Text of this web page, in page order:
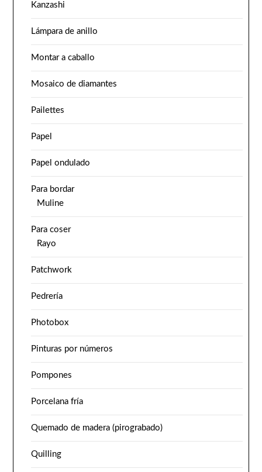
Kanzashi
Lámpara de anillo
Montar a caballo
Mosaico de diamantes
Pailettes
Papel
Papel ondulado
Para bordar
Muline
Para coser
Rayo
Patchwork
Pedrería
Photobox
Pinturas por números
Pompones
Porcelana fría
Quemado de madera (pirograbado)
Quilling